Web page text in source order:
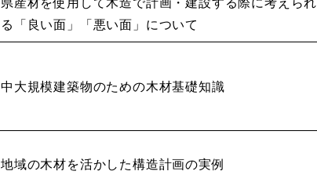
る「良い面」「悪い面」について
中大規模建築物のための木材基礎知識
地域の木材を活かした構造計画の実例